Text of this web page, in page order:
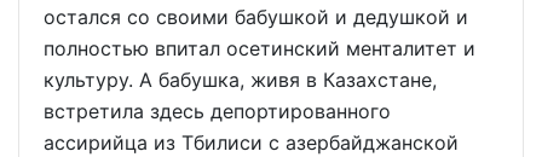
остался со своими бабушкой и дедушкой и
полностью впитал осетинский менталитет и
культуру. А бабушка, живя в Казахстане,
встретила здесь депортированного
ассирийца из Тбилиси с азербайджанской